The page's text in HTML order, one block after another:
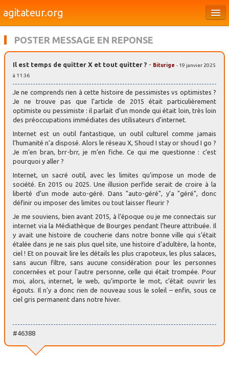
agitateur.org
Bourges & le Cher
Culture
Médias
Brèves
POSTER MESSAGE EN REPONSE
Il est temps de quitter X et tout quitter ? - Biturige - 19 janvier 2025
à 11:36
Je ne comprends rien à cette histoire de pessimistes vs optimistes ?
Je ne trouve pas que l’article de 2015 était particulièrement
optimiste ou pessimiste : il parlait d’un monde qui était loin, très loin
des préoccupations immédiates des utilisateurs d’internet.
Internet est un outil fantastique, un outil culturel comme jamais
l’humanité n’a disposé. Alors le réseau X, Shoud I stay or shoud I go ?
Je m’en bran, brr-brr, je m’en fiche. Ce qui me questionne : c’est
pourquoi y aller ?
Internet, un sacré outil, avec les limites qu’impose un mode de
société. En 2015 ou 2025. Une illusion perfide serait de croire à la
liberté d’un mode auto-géré. Dans "auto-géré", y’a "géré", donc
définir ou imposer des limites ou tout laisser fleurir ?
Je me souviens, bien avant 2015, à l’époque ou je me connectais sur
internet via la Médiathèque de Bourges pendant l’heure attribuée. Il
y avait une histoire de coucherie dans notre bonne ville qui s’était
étalée dans je ne sais plus quel site, une histoire d’adultère, la honte,
ciel ! Et on pouvait lire les détails les plus crapoteux, les plus salaces,
sans aucun filtre, sans aucune considération pour les personnes
concernées et pour l’autre personne, celle qui était trompée. Pour
moi, alors, internet, le web, qu’importe le mot, c’était ouvrir les
égouts. Il n’y a donc rien de nouveau sous le soleil – enfin, sous ce
ciel gris permanent dans notre hiver.
#46388